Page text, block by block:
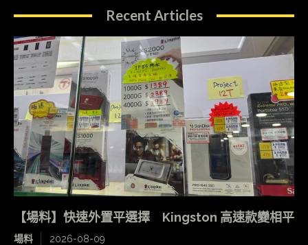
Recent Articles
【場料】快速外置平選擇 Kingston 高速款變相平
場料 2026-08-09